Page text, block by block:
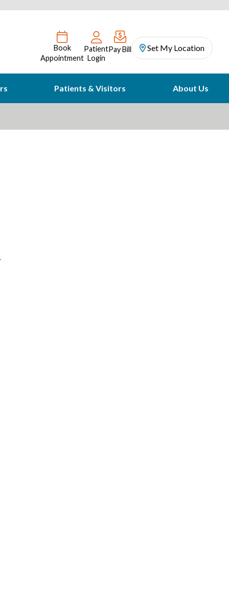
Book
Appointment
Patient
Login
Pay Bill Set My Location
Patients & Visitors About Us